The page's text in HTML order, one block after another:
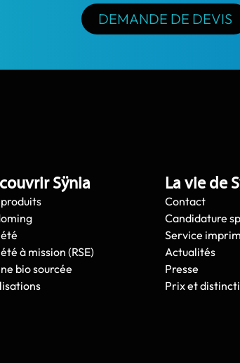
DEMANDE DE DEVIS
Sÿnia
produits
à mission (RSE)
bio sourcée
La vie de
Contact
Candidature
Service
Actualités
Presse
Prix et